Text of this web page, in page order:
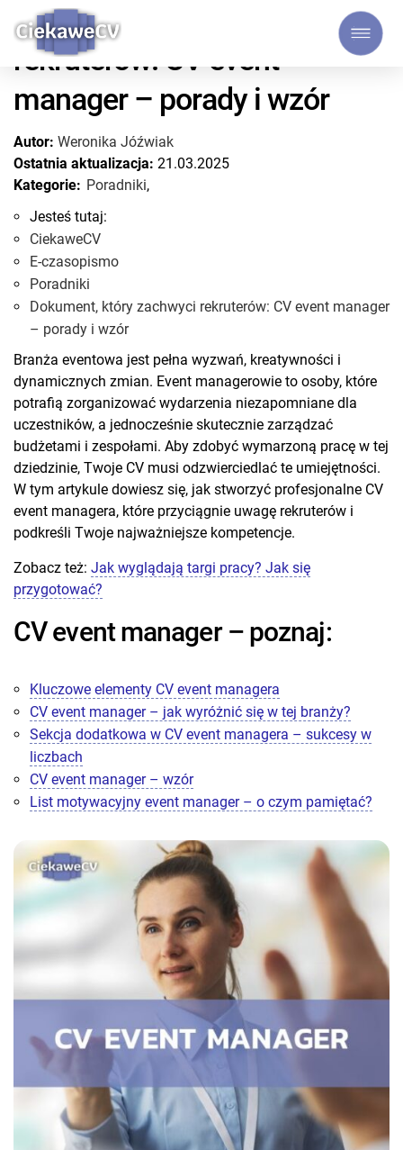
Dokument, który zachwyci
rekruterów: CV event
manager – porady i wzór
Autor: Weronika Jóźwiak
Ostatnia aktualizacja: 21.03.2025
Kategorie: Poradniki,
Jesteś tutaj:
CiekaweCV
E-czasopismo
Poradniki
Dokument, który zachwyci rekruterów: CV event manager
– porady i wzór
Branża eventowa jest pełna wyzwań, kreatywności i
dynamicznych zmian. Event managerowie to osoby, które
potrafią zorganizować wydarzenia niezapomniane dla
uczestników, a jednocześnie skutecznie zarządzać
budżetami i zespołami. Aby zdobyć wymarzoną pracę w tej
dziedzinie, Twoje CV musi odzwierciedlać te umiejętności.
W tym artykule dowiesz się, jak stworzyć profesjonalne CV
event managera, które przyciągnie uwagę rekruterów i
podkreśli Twoje najważniejsze kompetencje.
Zobacz też: Jak wyglądają targi pracy? Jak się
przygotować?
CV event manager – poznaj:
Kluczowe elementy CV event managera
CV event manager – jak wyróżnić się w tej branży?
Sekcja dodatkowa w CV event managera – sukcesy w
liczbach
CV event manager – wzór
List motywacyjny event manager – o czym pamiętać?